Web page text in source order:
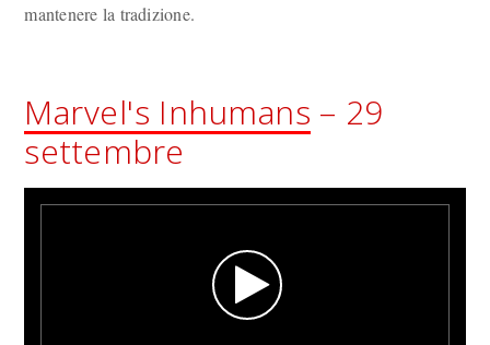
mantenere la tradizione.
Marvel's Inhumans – 29
settembre